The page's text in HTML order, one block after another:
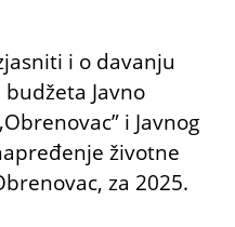
i o davanju
Javno
i Javnog
životne
za 2025.